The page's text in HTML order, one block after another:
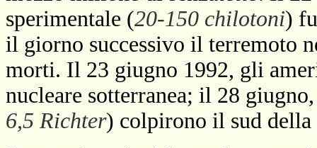
sperimentale (20-150 chilotoni)
il giorno successivo il terremoto
morti. Il 23 giugno 1992, gli
nucleare sotterranea; il 28
6,5 Richter) colpirono il sud